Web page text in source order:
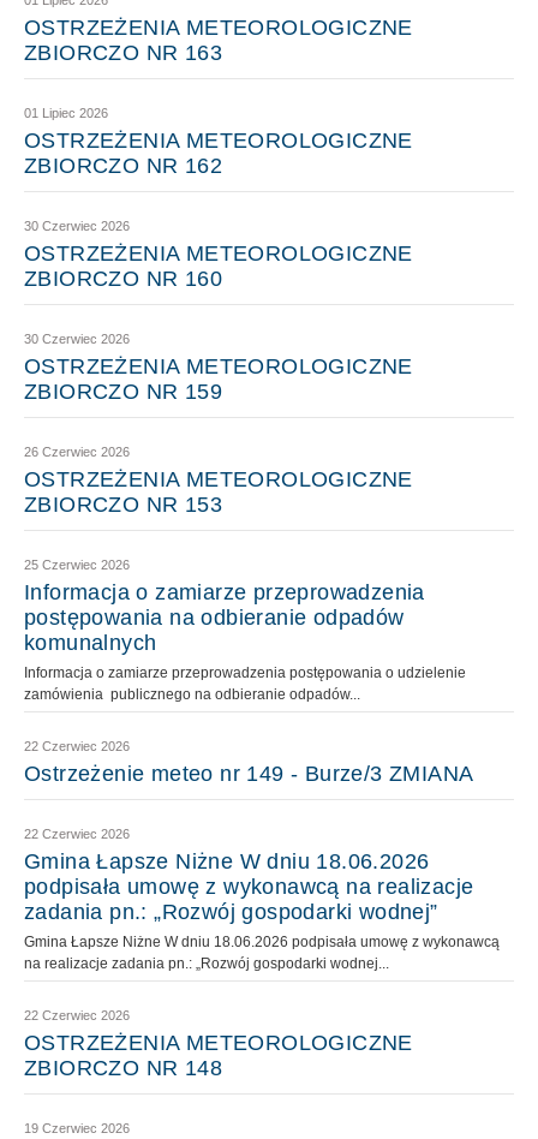
OSTRZEŻENIA METEOROLOGICZNE
ZBIORCZO NR 163
01 Lipiec 2026
OSTRZEŻENIA METEOROLOGICZNE
ZBIORCZO NR 162
30 Czerwiec 2026
OSTRZEŻENIA METEOROLOGICZNE
ZBIORCZO NR 160
30 Czerwiec 2026
OSTRZEŻENIA METEOROLOGICZNE
ZBIORCZO NR 159
26 Czerwiec 2026
OSTRZEŻENIA METEOROLOGICZNE
ZBIORCZO NR 153
25 Czerwiec 2026
Informacja o zamiarze przeprowadzenia
postępowania na odbieranie odpadów
komunalnych
Informacja o zamiarze przeprowadzenia postępowania o udzielenie
zamówienia publicznego na odbieranie odpadów...
22 Czerwiec 2026
Ostrzeżenie meteo nr 149 - Burze/3 ZMIANA
22 Czerwiec 2026
Gmina Łapsze Niżne W dniu 18.06.2026
podpisała umowę z wykonawcą na realizacje
zadania pn.: „Rozwój gospodarki wodnej”
Gmina Łapsze Niżne W dniu 18.06.2026 podpisała umowę z wykonawcą
na realizacje zadania pn.: „Rozwój gospodarki wodnej...
22 Czerwiec 2026
OSTRZEŻENIA METEOROLOGICZNE
ZBIORCZO NR 148
19 Czerwiec 2026